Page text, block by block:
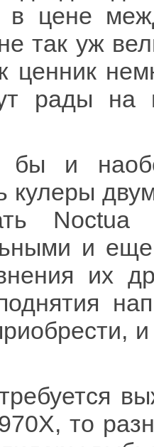
в цене
так уж
ценник
рады на
и
кулеры
и
их
то